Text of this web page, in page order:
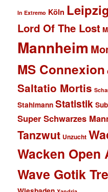
In Extremo Köln Leipzig
Lord Of The Lost
Mannheim
MS Connexion
Saltatio Mortis
Stahlmann Statistik
Super Schwarzes
Tanzwut Unzucht
Wacken Open
Wave Gotik